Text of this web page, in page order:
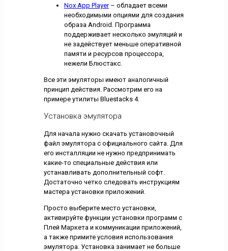
Nox App Player– обладает всеми
необходимыми опциями для создания
образа Android. Программа
поддерживает несколько эмуляций и
не задействует меньше оперативной
памяти и ресурсов процессора,
нежели Блюстакс.
Все эти эмуляторы имеют аналогичный
принцип действия. Рассмотрим его на
примере утилиты Bluestacks 4.
Установка эмулятора
Для начала нужно скачать установочный
файл эмулятора с официального сайта. Для
его инсталляции не нужно предпринимать
какие-то специальные действия или
устанавливать дополнительный софт.
Достаточно четко следовать инструкциям
мастера установки приложений.
Просто выберите место установки,
активируйте функции установки программ с
Плей Маркета и коммуникации приложений,
а также примите условия использования
эмулятора. Установка занимает не больше